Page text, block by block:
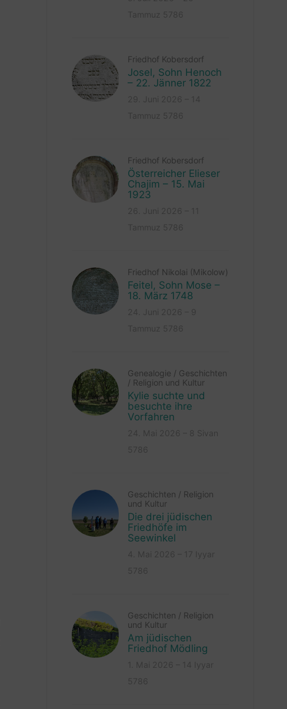
Friedhof Kobersdorf
Josel, Sohn Henoch
– 22. Jänner 1822
Friedhof Kobersdorf
Österreicher Elieser
Chajim – 15. Mai
1923
Friedhof Nikolai (Mikolow)
Feitel, Sohn Mose –
18. März 1748
Genealogie / Geschichten
/ Religion und Kultur
Kylie suchte und
besuchte ihre
Vorfahren
Geschichten / Religion
und Kultur
Die drei jüdischen
Friedhöfe im
Seewinkel
Geschichten / Religion
und Kultur
Am jüdischen
Friedhof Mödling